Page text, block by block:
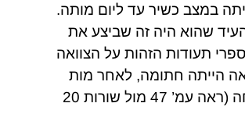
במצב כשיר עד ליום מותה.
שהוא היה זה שביצע את
תעודות הזהות על הצוואה
הייתה חתומה, לאחר מות
אחותו המנוחה (ראה עמ’ 47 מול שורות 20